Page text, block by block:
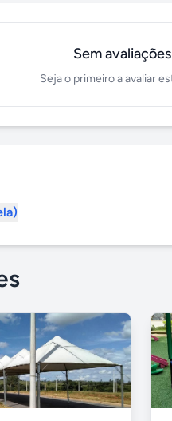
Sem
Seja o primeiro a avaliar